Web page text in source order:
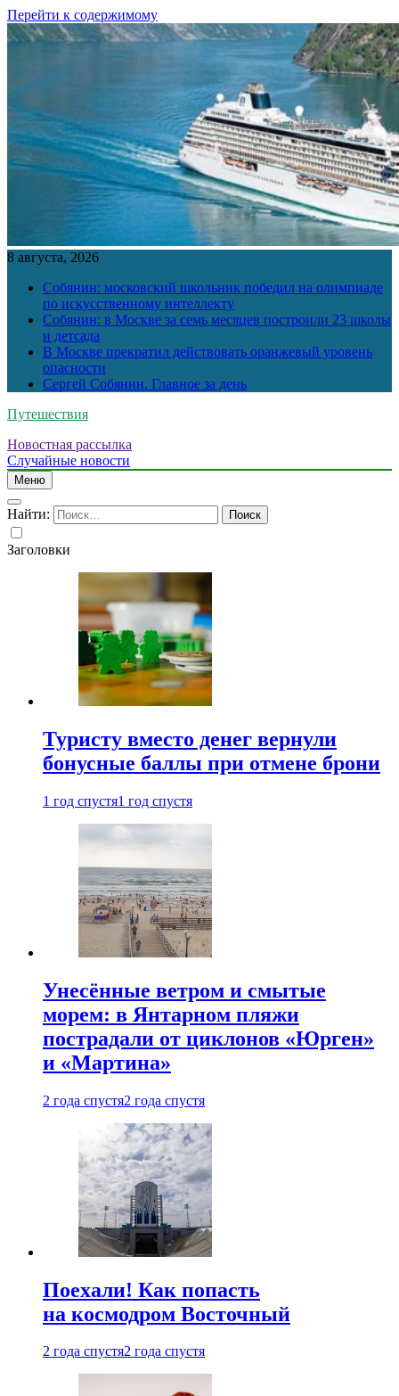
Перейти к содержимому
8 августа, 2026
Собянин: московский школьник победил на олимпиаде
по искусственному интеллекту
Собянин: в Москве за семь месяцев построили 23 школы
и детсада
В Москве прекратил действовать оранжевый уровень
опасности
Сергей Собянин. Главное за день
Путешествия
Новостная рассылка
Случайные новости
Меню
Найти:
Заголовки
Туристу вместо денег вернули
бонусные баллы при отмене брони
1 год спустя1 год спустя
Унесённые ветром и смытые
морем: в Янтарном пляжи
пострадали от циклонов «Юрген»
и «Мартина»
2 года спустя2 года спустя
Поехали! Как попасть
на космодром Восточный
2 года спустя2 года спустя